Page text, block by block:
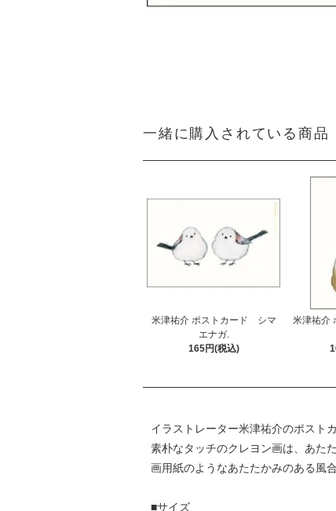
一緒に購入されている商品
米津祐介 ポストカード シマ
エナガ.
165円(税込)
米津祐介
イラストレーター米津祐介のポストカ
素朴なタッチのクレヨン画は、あた
画用紙のようなあたたかみのある風
■サイズ